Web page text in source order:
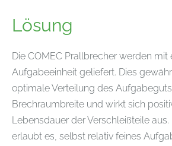
Lösung
Die COMEC Prallbrecher werden mit
Aufgabeeinheit geliefert. Dies
optimale Verteilung des
Brechraumbreite und wirkt sich
Lebensdauer der Verschleißteile
erlaubt es, selbst relativ feines